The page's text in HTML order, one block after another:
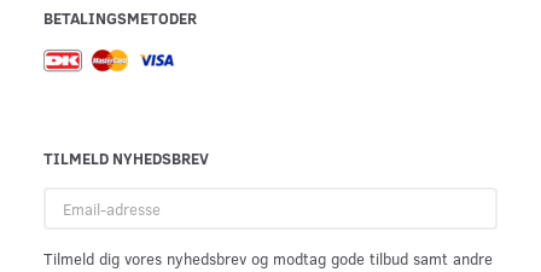
BETALINGSMETODER
TILMELD NYHEDSBREV
adresse
Tilmeld dig vores nyhedsbrev og modtag gode tilbud samt andre